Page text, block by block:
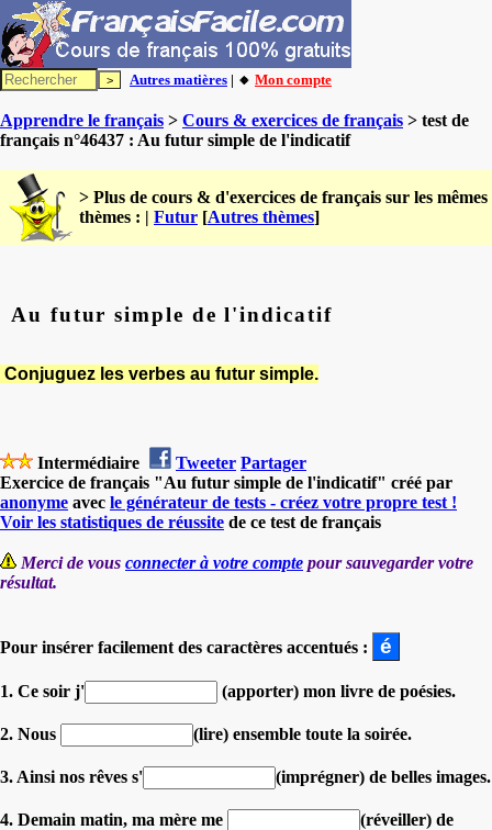
Autres matières | 🔸 Mon compte
Apprendre le français > Cours & exercices de français > test de
français n°46437 : Au futur simple de l'indicatif
> Plus de cours & d'exercices de français sur les mêmes
thèmes : | Futur [Autres thèmes]
Au futur simple de l'indicatif
Conjuguez les verbes au futur simple.
Intermédiaire Tweeter Partager
Exercice de français "Au futur simple de l'indicatif" créé par
anonyme avec le générateur de tests - créez votre propre test !
Voir les statistiques de réussite de ce test de français
Merci de vous connecter à votre compte pour sauvegarder votre
résultat.
Pour insérer facilement des caractères accentués :
1. Ce soir j' (apporter) mon livre de poésies.
2. Nous (lire) ensemble toute la soirée.
3. Ainsi nos rêves s' (imprégner) de belles images.
4. Demain matin, ma mère me
(réveiller) de